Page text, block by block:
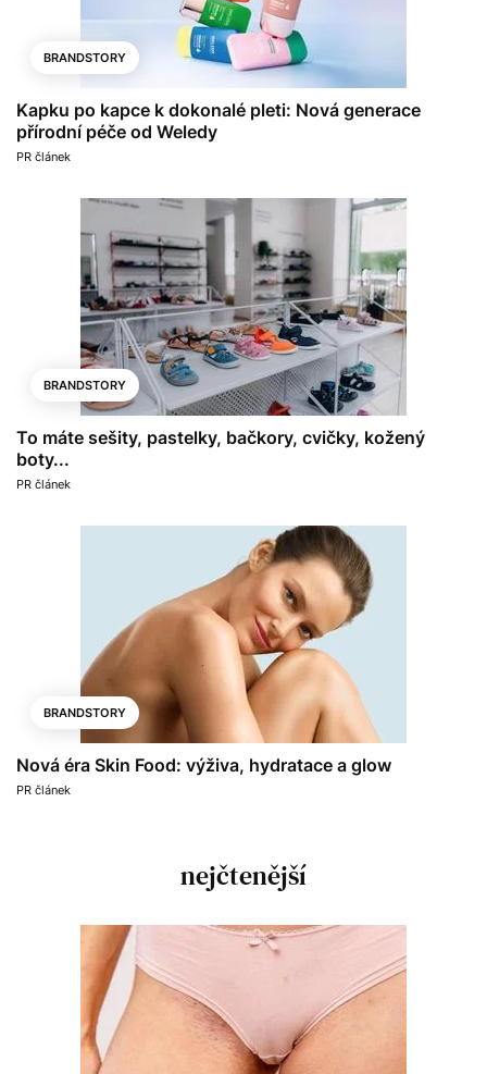
BRANDSTORY
Kapku po kapce k dokonalé pleti: Nová generace
přírodní péče od Weledy
PR článek
BRANDSTORY
To máte sešity, pastelky, bačkory, cvičky, kožený
boty...
PR článek
BRANDSTORY
Nová éra Skin Food: výživa, hydratace a glow
PR článek
nejčtenější